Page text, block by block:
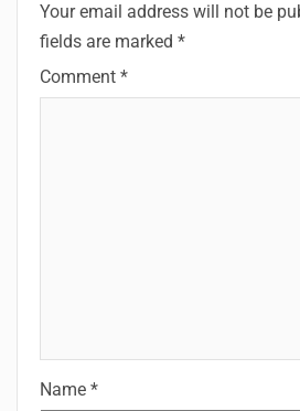
Your email address will not be
fields are marked *
Comment *
Name *